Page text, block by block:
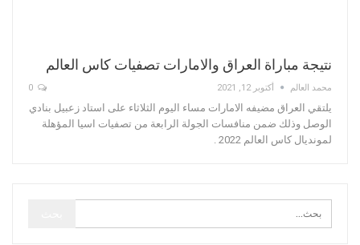
نتيجة مباراة العراق والامارات تصفيات كاس العالم
محمد العالم أكتوبر 12, 2021
يلتقي العراق مضيفه الامارات مساء اليوم الثلاثاء على استاد زعبيل بنادي
الوصل وذلك ضمن منافسات الجولة الرابعة من تصفيات اسيا المؤهلة
لمونديال كاس العالم 2022 .